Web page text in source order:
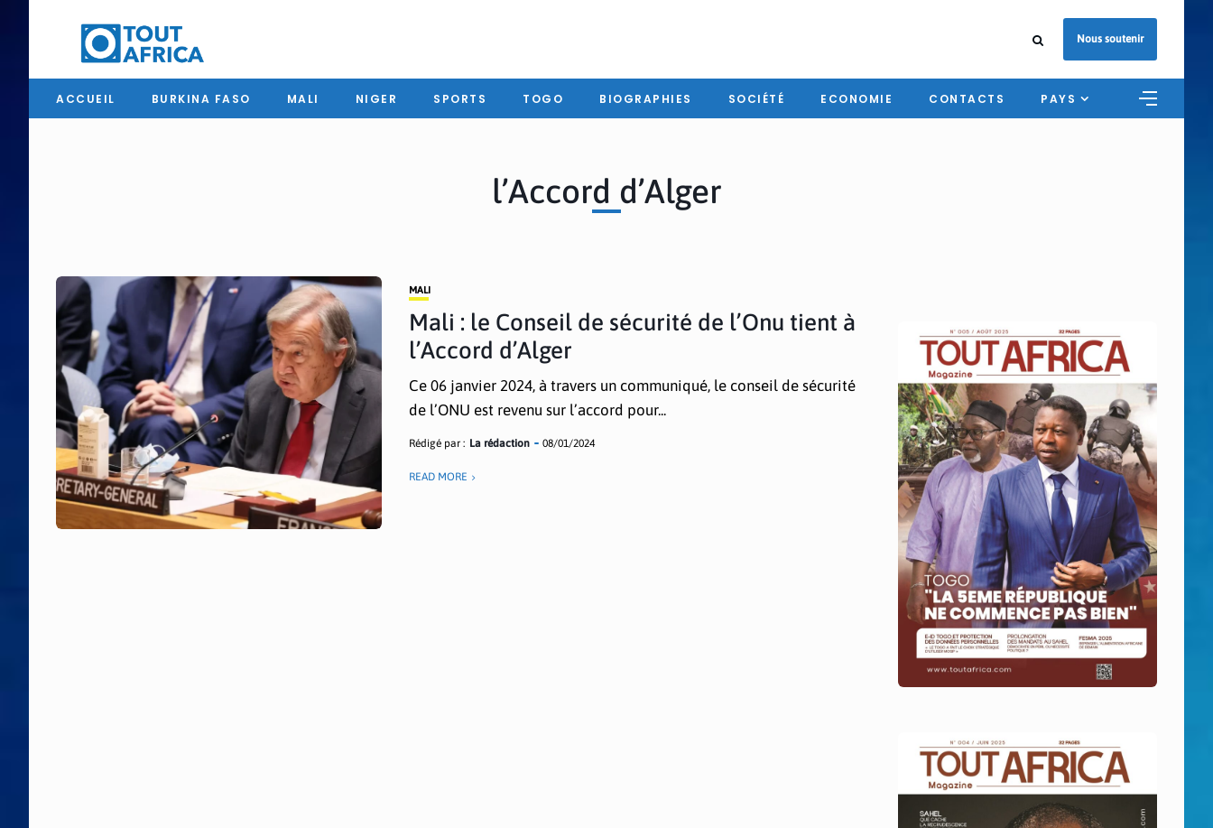
Nous soutenir
ACCUEIL BURKINA FASO MALI NIGER SPORTS TOGO BIOGRAPHIES SOCIÉTÉ ECONOMIE CONTACTS PAYS
l’Accord d’Alger
MALI
Mali : le Conseil de sécurité de l’Onu tient à
l’Accord d’Alger
Ce 06 janvier 2024, à travers un communiqué, le conseil de sécurité
de l’ONU est revenu sur l’accord pour...
Rédigé par : La rédaction 08/01/2024
READ MORE